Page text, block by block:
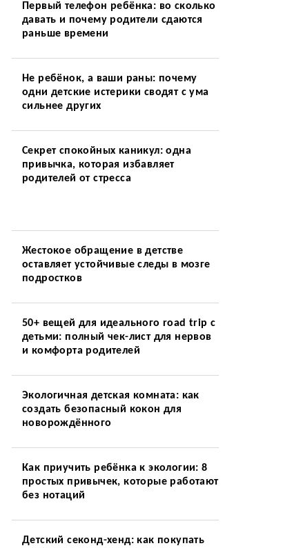
Первый телефон ребёнка: во сколько
давать и почему родители сдаются
раньше времени
Не ребёнок, а ваши раны: почему
одни детские истерики сводят с ума
сильнее других
Секрет спокойных каникул: одна
привычка, которая избавляет
родителей от стресса
Жестокое обращение в детстве
оставляет устойчивые следы в мозге
подростков
50+ вещей для идеального road trip с
детьми: полный чек-лист для нервов
и комфорта родителей
Экологичная детская комната: как
создать безопасный кокон для
новорождённого
Как приучить ребёнка к экологии: 8
простых привычек, которые работают
без нотаций
Детский секонд-хенд: как покупать